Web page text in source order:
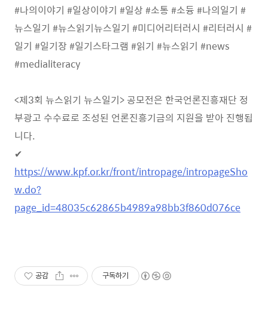
#나의이야기 #일상이야기 #일상 #소통 #소듕 #나의일기 #
뉴스일기 #뉴스읽기뉴스일기 #미디어리터러시 #리터러시 #
일기 #일기장 #일기스타그램 #읽기 #뉴스읽기 #news
#medialiteracy
<제3회 뉴스읽기 뉴스일기> 공모전은 한국언론진흥재단 정
부광고 수수료로 조성된 언론진흥기금의 지원을 받아 진행됩
니다.
✔
https://www.kpf.or.kr/front/intropage/intropageSho
w.do?
page_id=48035c62865b4989a98bb3f860d076ce
공감 구독하기